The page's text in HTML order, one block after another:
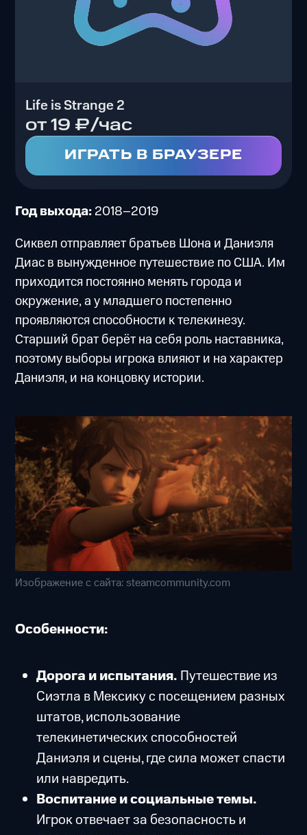
Life is Strange 2
от 19 ₽/час
ИГРАТЬ В БРАУЗЕРЕ
Год выхода:2018–2019
Сиквел отправляет братьев Шона и Даниэля
Диас в вынужденное путешествие по США. Им
приходится постоянно менять города и
окружение, а у младшего постепенно
проявляются способности к телекинезу.
Старший брат берёт на себя роль наставника,
поэтому выборы игрока влияют и на характер
Даниэля, и на концовку истории.
Изображение с сайта: steamcommunity.com
Особенности:
Дорога и испытания. Путешествие из
Сиэтла в Мексику с посещением разных
штатов, использование
телекинетических способностей
Даниэля и сцены, где сила может спасти
или навредить.
Воспитание и социальные темы.
Игрок отвечает за безопасность и